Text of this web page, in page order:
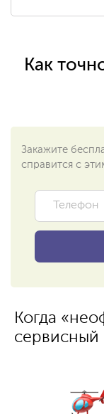
Как
Закажите
справится с
Когда
сервисный